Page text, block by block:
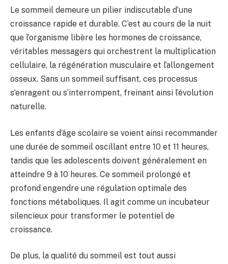
Le sommeil demeure un pilier indiscutable d’une
croissance rapide et durable. C’est au cours de la nuit
que l’organisme libère les hormones de croissance,
véritables messagers qui orchestrent la multiplication
cellulaire, la régénération musculaire et l’allongement
osseux. Sans un sommeil suffisant, ces processus
s’enragent ou s’interrompent, freinant ainsi l’évolution
naturelle.
Les enfants d’âge scolaire se voient ainsi recommander
une durée de sommeil oscillant entre 10 et 11 heures,
tandis que les adolescents doivent généralement en
atteindre 9 à 10 heures. Ce sommeil prolongé et
profond engendre une régulation optimale des
fonctions métaboliques. Il agit comme un incubateur
silencieux pour transformer le potentiel de
croissance.
De plus, la qualité du sommeil est tout aussi